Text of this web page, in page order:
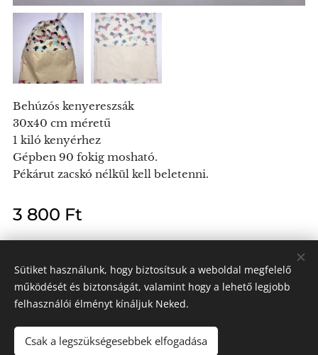
Behúzós kenyereszsák
30x40 cm méretű
1 kiló kenyérhez
Gépben 90 fokig mosható.
Pékárut zacskó nélkül kell beletenni.
3 800 Ft
Kendra László e.v.
Minden jog fenntartva 2024
Az oldalt a
Webnodeműködteti
Sütiket használunk, hogy biztosítsuk a weboldal megfelelő
működését és biztonságát, valamint hogy a lehető legjobb
felhasználói élményt kínáljuk Neked.
Csak a legszükségesebbek elfogadása